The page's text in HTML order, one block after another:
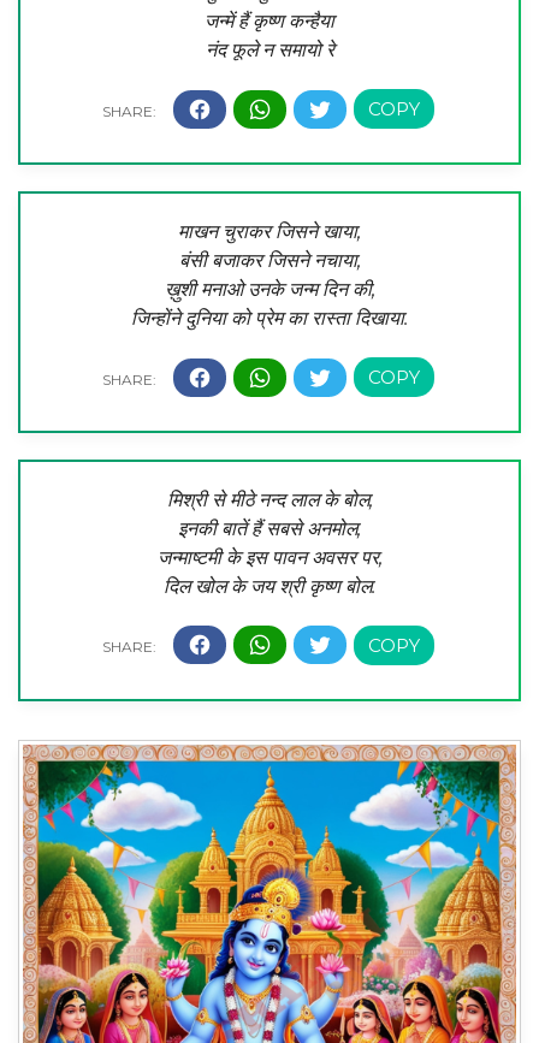
जन्में हैं कृष्ण कन्हैया
नंद फूले न समायो रे
माखन चुराकर जिसने खाया,
बंसी बजाकर जिसने नचाया,
ख़ुशी मनाओ उनके जन्म दिन की,
जिन्होंने दुनिया को प्रेम का रास्ता दिखाया.
मिश्री से मीठे नन्द लाल के बोल,
इनकी बातें हैं सबसे अनमोल,
जन्माष्टमी के इस पावन अवसर पर,
दिल खोल के जय श्री कृष्ण बोल.